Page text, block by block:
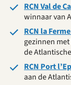
RCN Val de
winnaar van
RCN la
gezinnen
de
RCN Port
aan de